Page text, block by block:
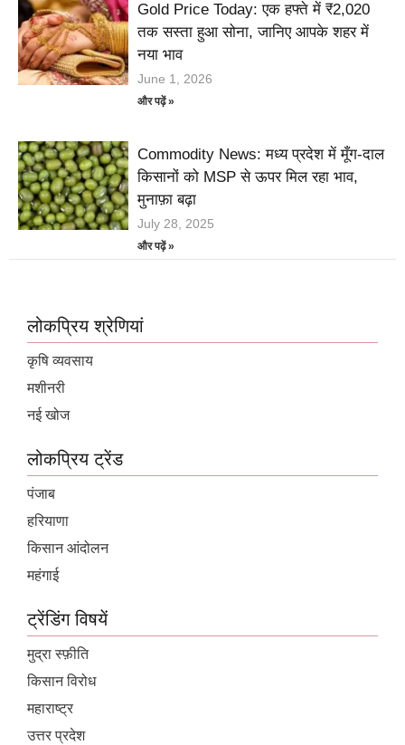
Gold Price Today: एक हफ्ते में ₹2,020
तक सस्ता हुआ सोना, जानिए आपके शहर में
नया भाव
June 1, 2026
और पढ़ें »
Commodity News: मध्य प्रदेश में मूँग-दाल
किसानों को MSP से ऊपर मिल रहा भाव,
मुनाफ़ा बढ़ा
July 28, 2025
और पढ़ें »
लोकप्रिय श्रेणियां
कृषि व्यवसाय
मशीनरी
नई खोज
लोकप्रिय ट्रेंड
पंजाब
हरियाणा
किसान आंदोलन
महंगाई
ट्रेंडिंग विषयें
मुद्रा स्फ़ीति
किसान विरोध
महाराष्ट्र
उत्तर प्रदेश